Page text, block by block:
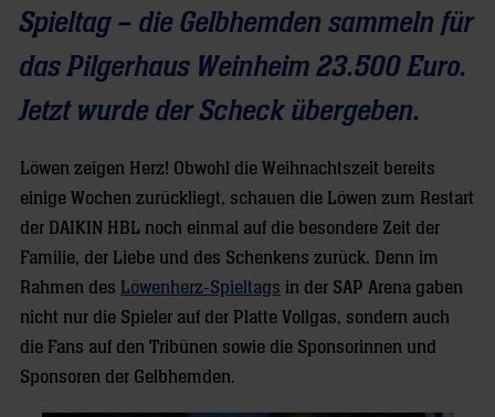
Spieltag – die Gelbhemden sammeln für
das Pilgerhaus Weinheim 23.500 Euro.
Jetzt wurde der Scheck übergeben.
Löwen zeigen Herz! Obwohl die Weihnachtszeit bereits
einige Wochen zurückliegt, schauen die Löwen zum Restart
der DAIKIN HBL noch einmal auf die besondere Zeit der
Familie, der Liebe und des Schenkens zurück. Denn im
Rahmen des Löwenherz-Spieltags in der SAP Arena gaben
nicht nur die Spieler auf der Platte Vollgas, sondern auch
die Fans auf den Tribünen sowie die Sponsorinnen und
Sponsoren der Gelbhemden.